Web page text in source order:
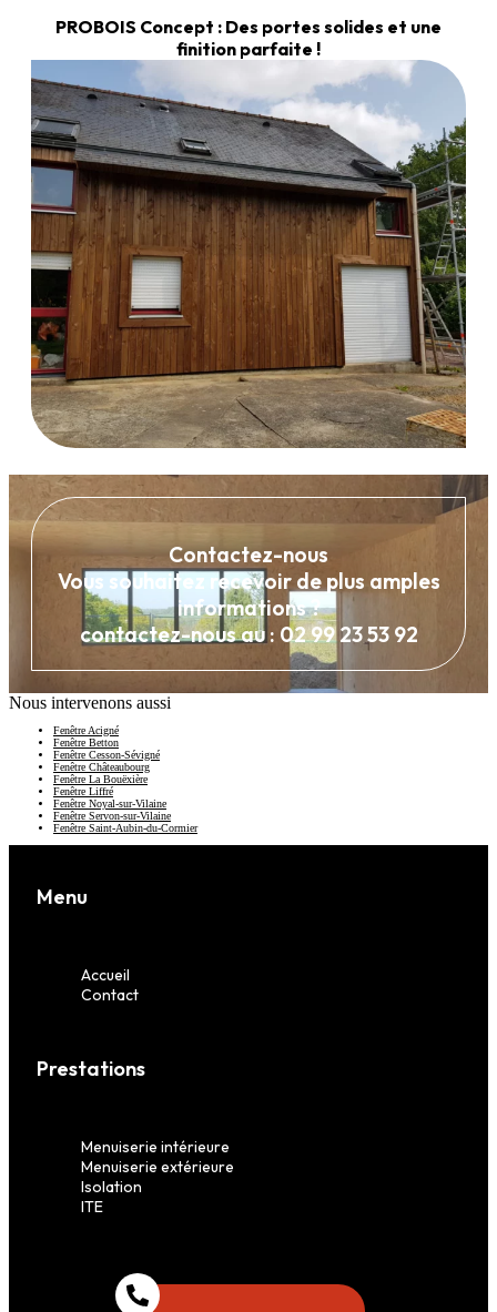
PROBOIS Concept : Des portes solides et une
finition parfaite !
Contactez-nous
Vous souhaitez recevoir de plus amples
informations ?
contactez-nous au : 02 99 23 53 92
Nous intervenons aussi
Fenêtre Acigné
Fenêtre Betton
Fenêtre Cesson-Sévigné
Fenêtre Châteaubourg
Fenêtre La Bouëxière
Fenêtre Liffré
Fenêtre Noyal-sur-Vilaine
Fenêtre Servon-sur-Vilaine
Fenêtre Saint-Aubin-du-Cormier
Menu
Accueil
Contact
Prestations
Menuiserie intérieure
Menuiserie extérieure
Isolation
ITE